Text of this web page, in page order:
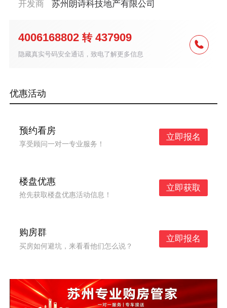
开发商
苏州朗诗科技地产有限公司
4006168802 转 437909
隐藏真实号码安全通话，致电了解更多信息
优惠活动
预约看房
享受顾问一对一专业服务！
立即报名
楼盘优惠
抢先获取楼盘优惠活动信息！
立即获取
购房群
买房如何避坑，来看看他们怎么说？
立即报名